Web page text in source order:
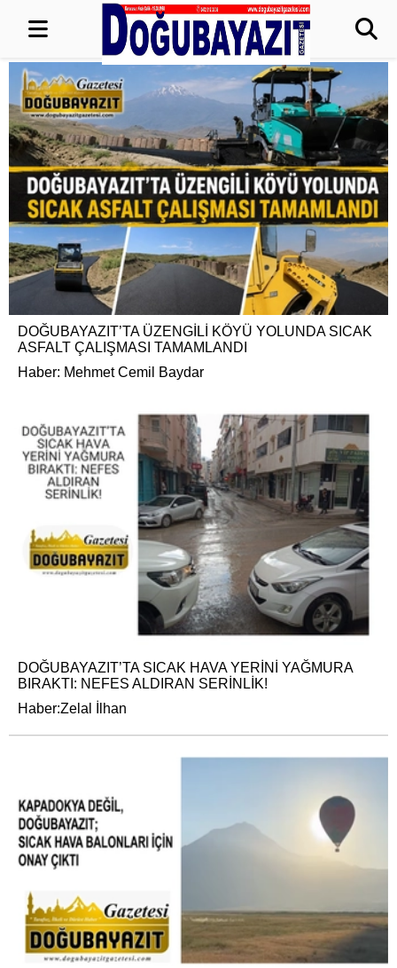
DOĞUBAYAZIT’TA ÜZENGİLİ KÖYÜ YOLUNDA SICAK
ASFALT ÇALIŞMASI TAMAMLANDI
Haber: Mehmet Cemil Baydar
DOĞUBAYAZIT’TA SICAK HAVA YERİNİ YAĞMURA
BIRAKTI: NEFES ALDIRAN SERİNLİK!
Haber:Zelal İlhan